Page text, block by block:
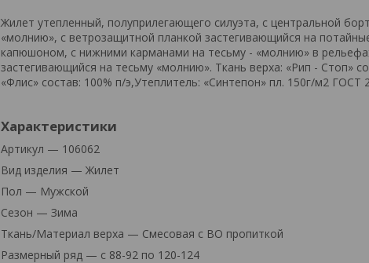
Жилет утепленный, полуприлегающего силуэта, с центральной
«молнию», с ветрозащитной планкой застегивающийся на
капюшоном, с нижними карманами на тесьму - «молнию» в
застегивающийся на тесьму «молнию». Ткань верха: «Рип - Стоп»
«Флис» состав: 100% п/э,Утеплитель: «Синтепон» пл. 150г/м2 ГОСТ
Характеристики
Артикул — 106062
Вид изделия — Жилет
Пол — Мужской
Сезон — Зима
Ткань/Материал верха — Смесовая с ВО пропиткой
Размерный ряд — с 88-92 по 120-124